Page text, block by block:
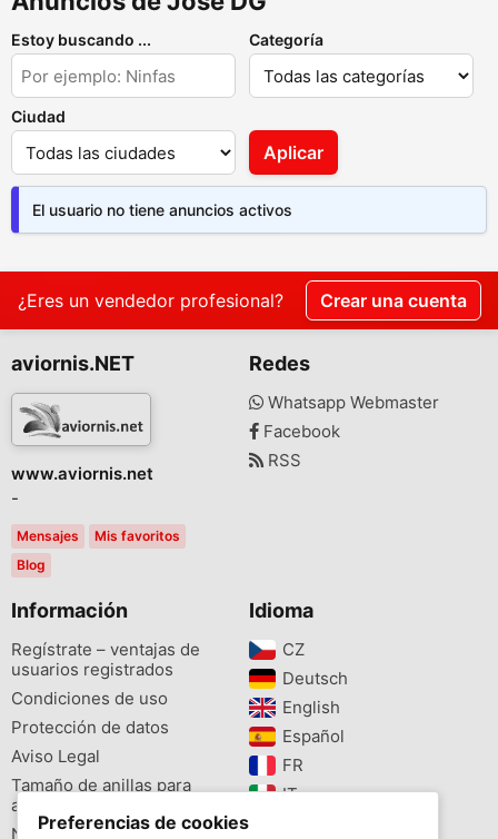
Estoy buscando ... Categoría
Ciudad
Aplicar
El usuario no tiene anuncios activos
¿Eres un vendedor profesional? Crear una cuenta
aviornis.NET
www.aviornis.net
-
Mensajes
Mis favoritos
Blog
Redes
Whatsapp Webmaster
Facebook
RSS
Información
Regístrate – ventajas de
usuarios registrados
Condiciones de uso
Protección de datos
Aviso Legal
Tamaño de anillas para
aves
Newsletter
Idioma
CZ‎
Deutsch‎
English‎
Español‎
FR‎
IT‎
Preferencias de cookies